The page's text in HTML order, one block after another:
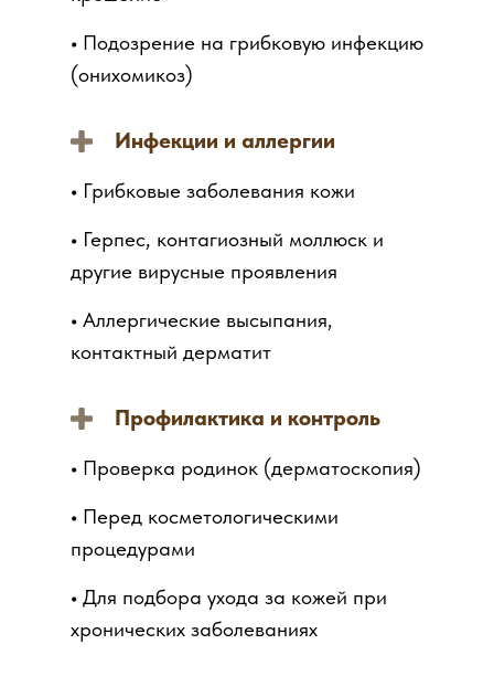
• Подозрение на грибковую инфекцию
(онихомикоз)
• Аллергические высыпания,
контактный дерматит
• Герпес, контагиозный моллюск и
другие вирусные проявления
• Грибковые заболевания кожи
Инфекции и аллергии
Профилактика и контроль
• Проверка родинок (дерматоскопия)
• Перед косметологическими
процедурами
• Для подбора ухода за кожей при
хронических заболеваниях